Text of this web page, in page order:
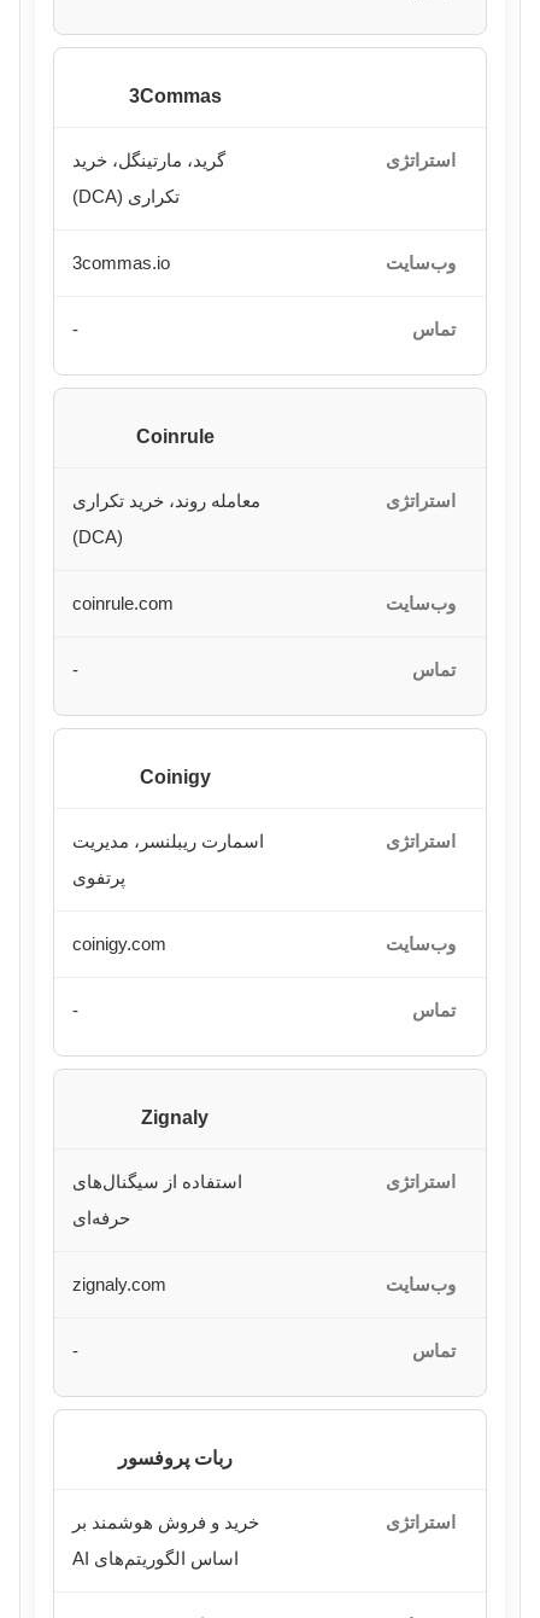
3Commas
گرید، مارتینگل، خرید
تکراری (DCA)
3commas.io
-
Coinrule
معامله روند، خرید تکراری
(DCA)
coinrule.com
-
Coinigy
اسمارت ریبلنسر، مدیریت
پرتفوی
coinigy.com
-
Zignaly
استفاده از سیگنال‌های
حرفه‌ای
zignaly.com
-
ربات پروفسور
خرید و فروش هوشمند بر
اساس الگوریتم‌های AI